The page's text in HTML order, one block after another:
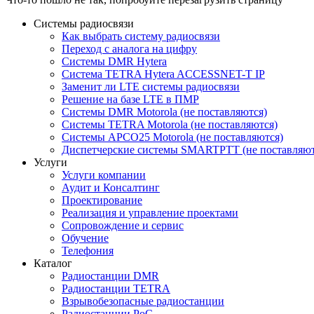
Системы радиосвязи
Как выбрать систему радиосвязи
Переход с аналога на цифру
Системы DMR Hytera
Система TETRA Hytera ACCESSNET-T IP
Заменит ли LTE системы радиосвязи
Решение на базе LTE в ПМР
Системы DMR Motorola (не поставляются)
Системы TETRA Motorola (не поставляются)
Системы APCO25 Motorola (не поставляются)
Диспетчерские системы SMARTPTT (не
Услуги
Услуги компании
Аудит и Консалтинг
Проектирование
Реализация и управление проектами
Сопровождение и сервис
Обучение
Телефония
Каталог
Радиостанции DMR
Радиостанции TETRA
Взрывобезопасные радиостанции